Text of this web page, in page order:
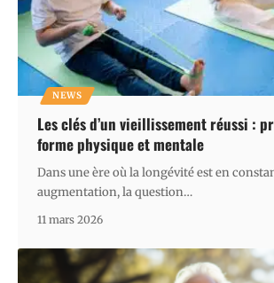
NEWS
Les clés d’un vieillissement réussi :
forme physique et mentale
Dans une ère où la longévité est en
augmentation, la question…
11 mars 2026